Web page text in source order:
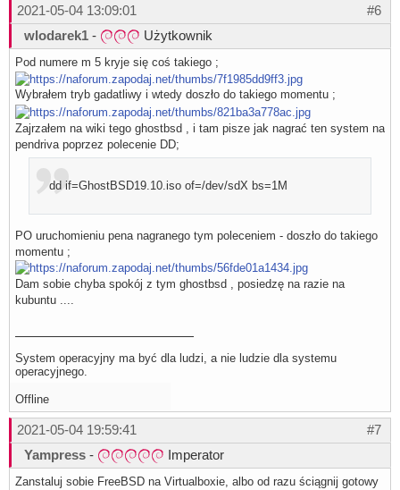
#6
2021-05-04 13:09:01
wlodarek1 - Użytkownik
Pod numere m 5 kryje się coś takiego ;
Wybrałem tryb gadatliwy i wtedy doszło do takiego momentu ;
Zajrzałem na wiki tego ghostbsd , i tam pisze jak nagrać ten system na
pendriva poprzez polecenie DD;
dd if=GhostBSD19.10.iso of=/dev/sdX bs=1M
PO uruchomieniu pena nagranego tym poleceniem - doszło do takiego
momentu ;
Dam sobie chyba spokój z tym ghostbsd , posiedzę na razie na
kubuntu ....
System operacyjny ma być dla ludzi, a nie ludzie dla systemu
operacyjnego.
Offline
#7
2021-05-04 19:59:41
Yampress - Imperator
Zanstaluj sobie FreeBSD na Virtualboxie, albo od razu ściągnij gotowy